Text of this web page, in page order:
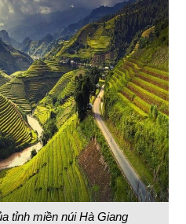
tỉnh miền núi Hà Giang